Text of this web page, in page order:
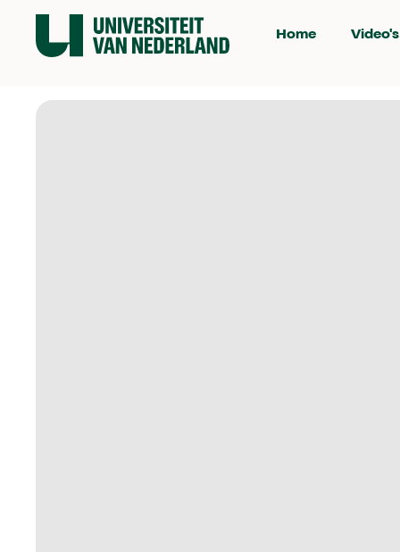
Home Video's